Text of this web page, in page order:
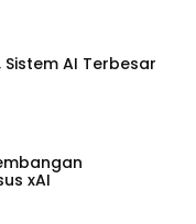
AI Terbesar
xAI